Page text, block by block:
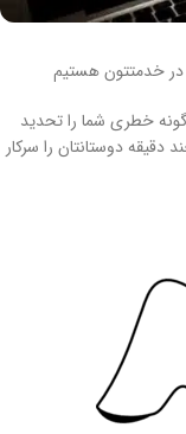
خطری شما را تحدید
دقیقه دوستانتان را سرکار